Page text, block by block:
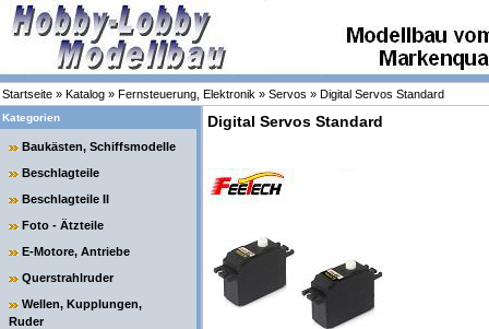
Startseite » Katalog » Fernsteuerung, Elektronik » Servos » Digital Servos Standard
Kategorien
Baukästen, Schiffsmodelle
Beschlagteile
Beschlagteile II
Foto - Ätzteile
E-Motore, Antriebe
Querstrahlruder
Wellen, Kupplungen,
Ruder
Digital Servos Standard